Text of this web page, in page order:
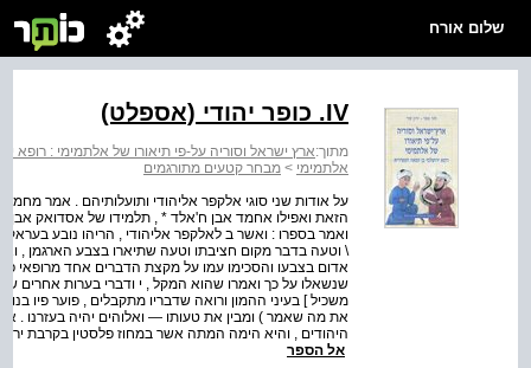
שלום אורח
IV. כופר יהודי (אספלט)
מתוך:ארץ ישראל וסוריה על-פי תיאורו של אלתמימי : רופא
אלתמימי > מבחר קטעים מתורגמים
על אודות שני סוגי אלקפר אליהודי ותועלותיהם . אמר
הזאת ואפילו אחמד אבן ח'אלד * , תלמידו של אסדואק
ואמר בספרו : ואשר ב לאלקפר אליהודי , הריהו נובע
\ וטעה בדבר מקום חציבתו וטעה שתיארו בצבע הארגמן ,
אדום בצבעו והסכימו עמו על מקצת הדברים אחד מרופאי
שנשאלו על כך ואמרו שהוא המקל , י ודברי בערות אחרים
משכיל ] בעיני ההמון ורואה שדבריו מתקבלים , פוער פיו
את מה שאמר ) ומבין את טעותו — ואלוהים יהיה בעזרנו .
היהודים , והיא הימה המתה אשר במחוז פלסטין בקרבת
אל הספר